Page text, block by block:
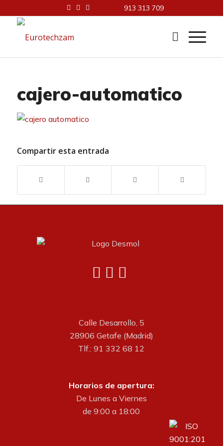
913 313 709
cajero-automatico
Compartir esta entrada
Calle Desarrollo, 5
28906 Getafe (Madrid)
Tlf.: 91 332 68 12
Horarios de apertura:
De Lunes a Viernes
de 9:00 a 18:00